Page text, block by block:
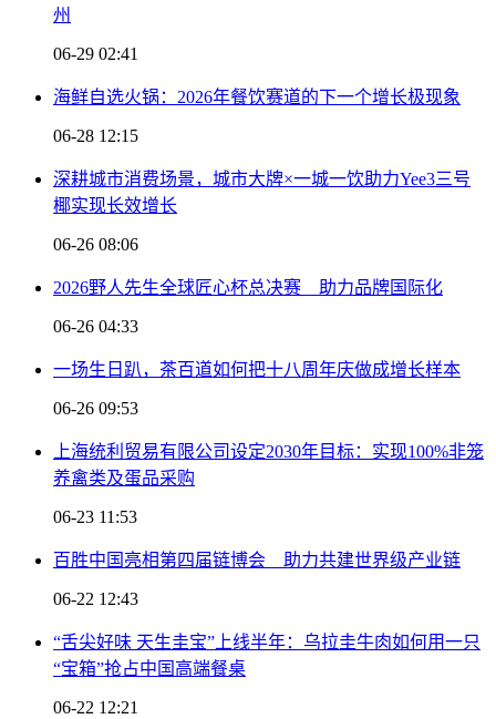
州
06-29 02:41
海鲜自选火锅：2026年餐饮赛道的下一个增长极现象
06-28 12:15
深耕城市消费场景，城市大牌×一城一饮助力Yee3三号
椰实现长效增长
06-26 08:06
2026野人先生全球匠心杯总决赛 助力品牌国际化
06-26 04:33
一场生日趴，茶百道如何把十八周年庆做成增长样本
06-26 09:53
上海统利贸易有限公司设定2030年目标：实现100%非笼
养禽类及蛋品采购
06-23 11:53
百胜中国亮相第四届链博会 助力共建世界级产业链
06-22 12:43
“舌尖好味 天生圭宝”上线半年：乌拉圭牛肉如何用一只
“宝箱”抢占中国高端餐桌
06-22 12:21